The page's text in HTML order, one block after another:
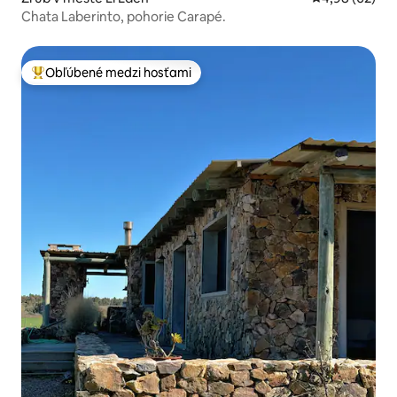
Chata Laberinto, pohorie Carapé.
Najobľúbenejšie medzi hosťami
Obľúbené medzi hosťami